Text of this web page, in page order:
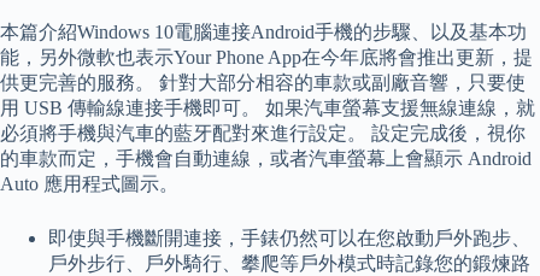
本篇介紹Windows 10電腦連接Android手機的步驟、以及基本功
能，另外微軟也表示Your Phone App在今年底將會推出更新，提
供更完善的服務。 針對大部分相容的車款或副廠音響，只要使
用 USB 傳輸線連接手機即可。 如果汽車螢幕支援無線連線，就
必須將手機與汽車的藍牙配對來進行設定。 設定完成後，視你
的車款而定，手機會自動連線，或者汽車螢幕上會顯示 Android
Auto 應用程式圖示。
即使與手機斷開連接，手錶仍然可以在您啟動戶外跑步、
戶外步行、戶外騎行、攀爬等戶外模式時記錄您的鍛煉路